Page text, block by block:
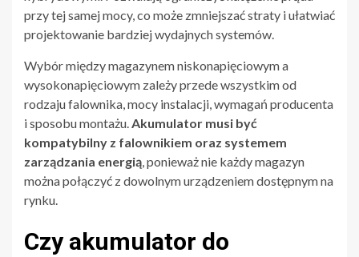
przy tej samej mocy, co może zmniejszać straty i ułatwiać
projektowanie bardziej wydajnych systemów.
Wybór między magazynem niskonapięciowym a
wysokonapięciowym zależy przede wszystkim od
rodzaju falownika, mocy instalacji, wymagań producenta
i sposobu montażu.Akumulator musi być
kompatybilny z falownikiem oraz systemem
zarządzania energią, ponieważ nie każdy magazyn
można połączyć z dowolnym urządzeniem dostępnym na
rynku.
Czy akumulator do